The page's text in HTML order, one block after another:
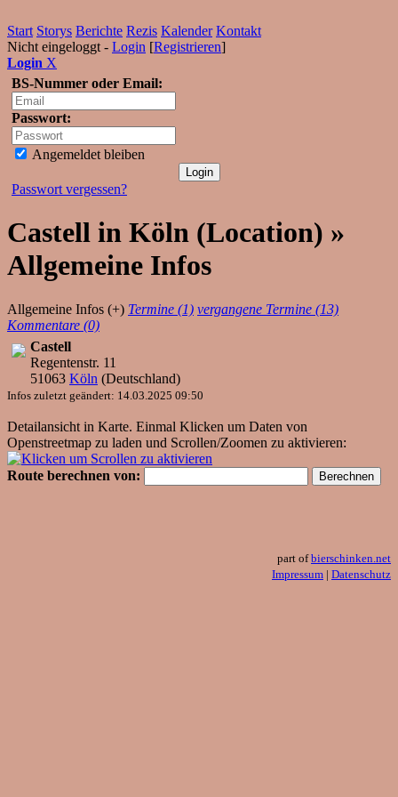
Start Storys Berichte Rezis Kalender Kontakt
Nicht eingeloggt - Login [Registrieren]
Login X
BS-Nummer oder Email:
Passwort:
Angemeldet bleiben
Passwort vergessen?
Castell in Köln (Location) »
Allgemeine Infos
Allgemeine Infos (+) Termine (1) vergangene Termine (13)
Kommentare (0)
Castell
Regentenstr. 11
51063 Köln (Deutschland)
Infos zuletzt geändert: 14.03.2025 09:50
Detailansicht in Karte. Einmal Klicken um Daten von
Openstreetmap zu laden und Scrollen/Zoomen zu aktivieren:
Route berechnen von:
part ofbierschinken.net
Impressum | Datenschutz